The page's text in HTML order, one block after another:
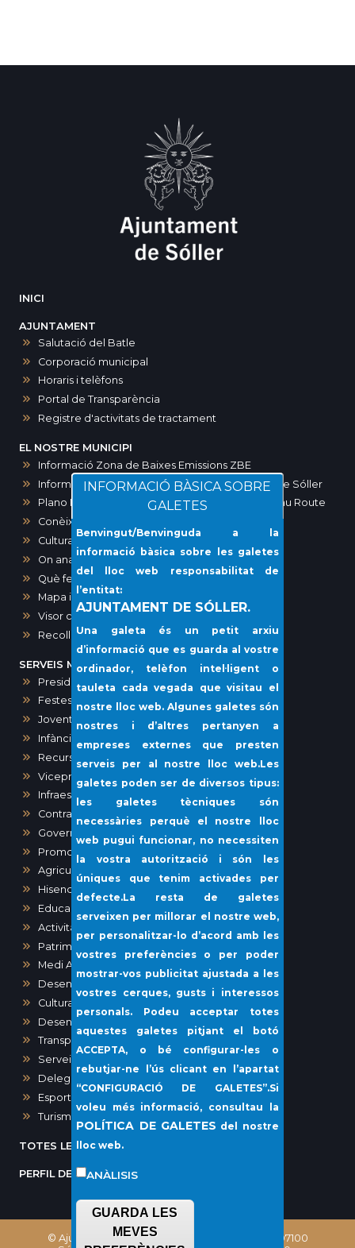
INICI
AJUNTAMENT
Salutació del Batle
Corporació municipal
Horaris i telèfons
Portal de Transparència
Registre d'activitats de tractament
EL NOSTRE MUNICIPI
Informació Zona de Baixes Emissions ZBE
Informació zones d’aparcament a Sóller i port de Sóller
Plano Maps SOLLER. Ruta modernista-Art Noveau Route
Conèixer Sóller
Cultura
On anar?
Què fer?
Mapa interactiu dels comerços de Sóller
Visor cartogràfic (IDE)
Recollida porta a porta i voluminosos
SERVEIS MUNICIPALS
Presidència, Comunicació, Premsa i Protocol
Festes
Joventut
Infància i Igualtat
Recursos humans
Vicepresidència i Administració General
Infraestructures i Vies Públiques
Contractació
Governació
Promoció Econòmica
Agricultura, Ramaderia, Pesca
Hisenda
Educació
Activitats, Obres i Urbanisme
Patrimoni
Medi Ambient
Desenvolupament urbà
Cultura
Desenvolupament local i Sanitat
Transparència i Participació Ciutadana
Serveis Socials i Gent Gran
Delegació del Port de Sóller
Esports
Turisme
TOTES LES NOTÍCIES
PERFIL DEL CONTRACTANT
© Ajuntament de Sóller, Plaça Constitució, 1 - 07100
INFORMACIÓ BÀSICA SOBRE
GALETES
Benvingut/Benvinguda a la
informació bàsica sobre les galetes
del lloc web responsabilitat de
l’entitat:
AJUNTAMENT DE SÓLLER.
Una galeta és un petit arxiu
d’informació que es guarda al vostre
ordinador, telèfon intel·ligent o
tauleta cada vegada que visitau el
nostre lloc web. Algunes galetes són
nostres i d’altres pertanyen a
empreses externes que presten
serveis per al nostre lloc web.Les
galetes poden ser de diversos tipus:
les galetes tècniques són
necessàries perquè el nostre lloc
web pugui funcionar, no necessiten
la vostra autorització i són les
úniques que tenim activades per
defecte.La resta de galetes
serveixen per millorar el nostre web,
per personalitzar-lo d’acord amb les
vostres preferències o per poder
mostrar-vos publicitat ajustada a les
vostres cerques, gusts i interessos
personals. Podeu acceptar totes
aquestes galetes pitjant el botó
ACCEPTA, o bé configurar-les o
rebutjar-ne l’ús clicant en l’apartat
“CONFIGURACIÓ DE GALETES”.Si
voleu més informació, consultau la
POLÍTICA DE GALETES del nostre
lloc web.
ANÀLISIS
GUARDA LES
MEVES